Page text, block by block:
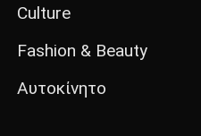
Culture
Fashion & Beauty
Αυτοκίνητο